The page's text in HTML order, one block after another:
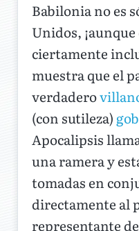
Babilonia no es
Unidos,
ciertamente
muestra que el
verdadero
(con sutileza)
Apocalipsis
una ramera y
tomadas en
directamente al
representante